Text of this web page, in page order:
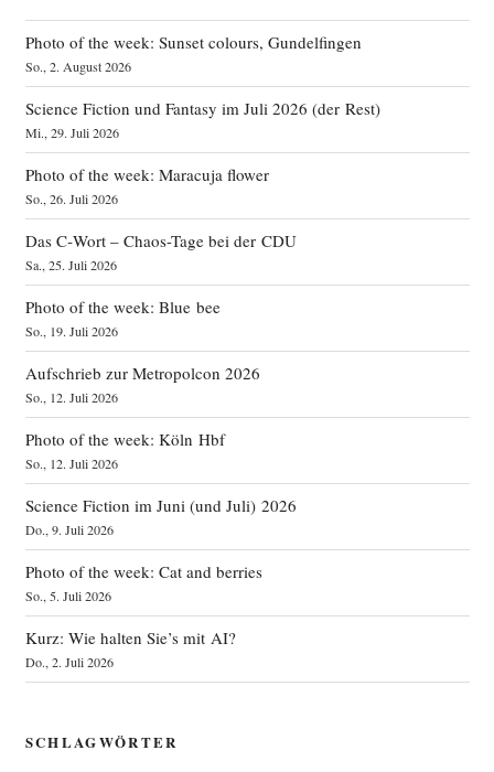
Photo of the week: Sunset colours, Gundelfingen
So., 2. August 2026
Science Fiction und Fantasy im Juli 2026 (der Rest)
Mi., 29. Juli 2026
Photo of the week: Maracuja flower
So., 26. Juli 2026
Das C‑Wort – Chaos-Tage bei der CDU
Sa., 25. Juli 2026
Photo of the week: Blue bee
So., 19. Juli 2026
Aufschrieb zur Metropolcon 2026
So., 12. Juli 2026
Photo of the week: Köln Hbf
So., 12. Juli 2026
Science Fiction im Juni (und Juli) 2026
Do., 9. Juli 2026
Photo of the week: Cat and berries
So., 5. Juli 2026
Kurz: Wie halten Sie’s mit AI?
Do., 2. Juli 2026
SCHLAGWÖRTER